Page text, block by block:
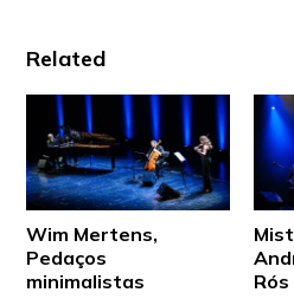
Related
Wim Mertens,
Pedaços
minimalistas
Rós